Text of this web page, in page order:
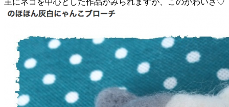
主にネコを中心とした作品がみられますが、このかわいさ♡